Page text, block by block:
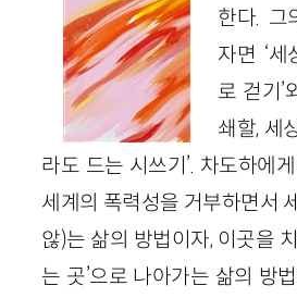
한다. 그
자면 ‘
로 걷기’
쇄할, 세
라도 드는 시쓰기’. 차도하에
세계의 폭력성을 거부하면서
않)는 삶의 방법이자, 이곳을
는 곳’으로 나아가는 삶의 방